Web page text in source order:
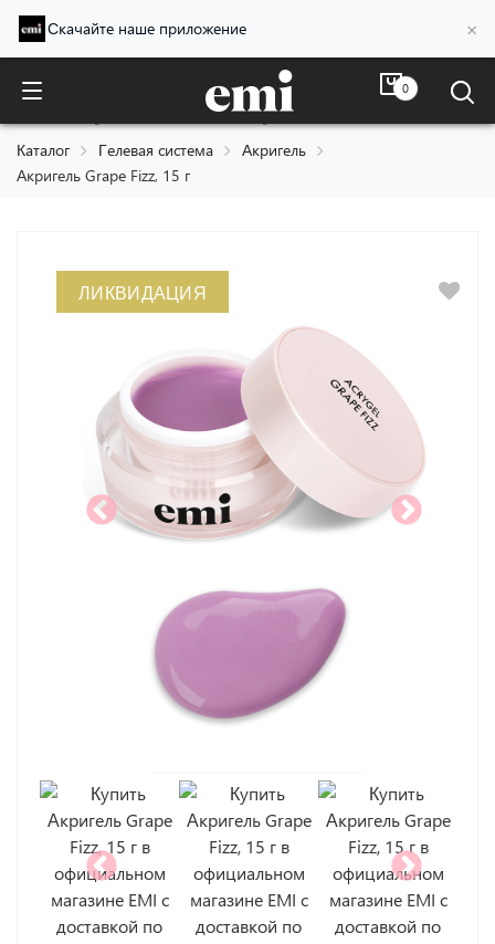
Скачайте наше приложение ×
0
Акригель Grape Fizz, 15 г
Каталог Гелевая система
Акригель
Акригель Grape Fizz, 15 г
ЛИКВИДАЦИЯ